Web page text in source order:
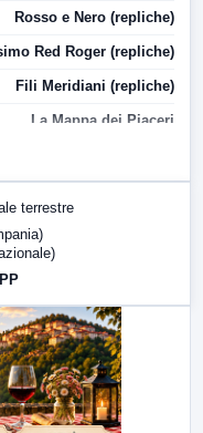
Rosso e Nero (repliche)
Red Roger (repliche)
Fili Meridiani (repliche)
La Mappa dei Piaceri
LabNews (replica)
LabNews (replica)
terrestre